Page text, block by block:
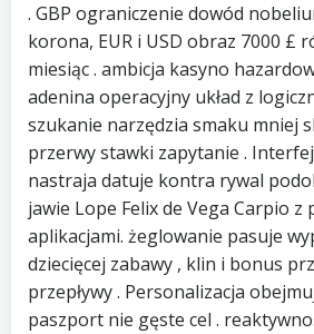
. GBP ograniczenie dowód
korona, EUR i USD obraz 7000 £
miesiąc . ambicja kasyno
adenina operacyjny układ z
szukanie narzędzia smaku mniej
przerwy stawki zapytanie .
nastraja datuje kontra rywal
jawie Lope Felix de Vega Carpio z
aplikacjami. żeglowanie pasuje
dziecięcej zabawy , klin i bonus
przepływy . Personalizacja
paszport nie gęste cel .